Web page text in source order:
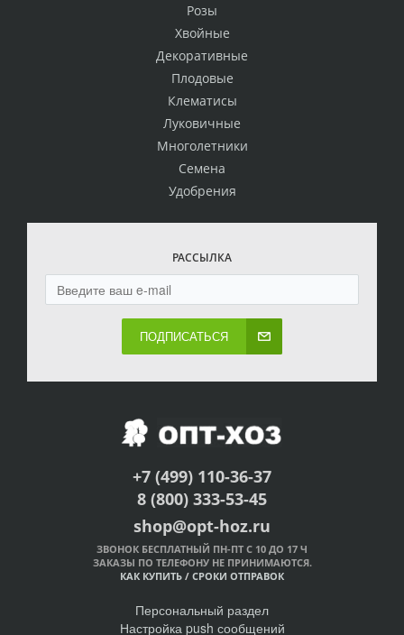
Розы
Хвойные
Декоративные
Плодовые
Клематисы
Луковичные
Многолетники
Семена
Удобрения
РАССЫЛКА
ПОДПИСАТЬСЯ
+7 (499) 110-36-37
8 (800) 333-53-45
shop@opt-hoz.ru
ЗВОНОК БЕСПЛАТНЫЙ ПН-ПТ С 10 ДО 17 Ч
ЗАКАЗЫ ПО ТЕЛЕФОНУ НЕ ПРИНИМАЮТСЯ.
КАК КУПИТЬ / СРОКИ ОТПРАВОК
Персональный раздел
Настройка push сообщений